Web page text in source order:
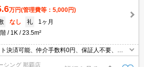
万円(管理費等：5,000円)
なし 礼
1ヶ月
1K 23.5m²
決済可能、仲介手数料0円、保証人不要、人
です。
シング 那覇店